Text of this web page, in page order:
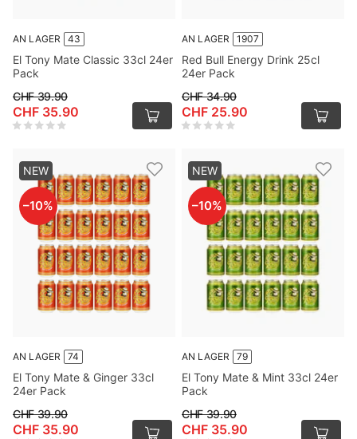
AN LAGER 43
El Tony Mate Classic 33cl 24er
Pack
CHF 39.90
CHF 35.90
AN LAGER 1907
Red Bull Energy Drink 25cl
24er Pack
CHF 34.90
CHF 25.90
AN LAGER 74
El Tony Mate & Ginger 33cl
24er Pack
NEW
–10%
CHF 39.90
CHF 35.90
AN LAGER 79
El Tony Mate & Mint 33cl 24er
Pack
NEW
–10%
CHF 39.90
CHF 35.90